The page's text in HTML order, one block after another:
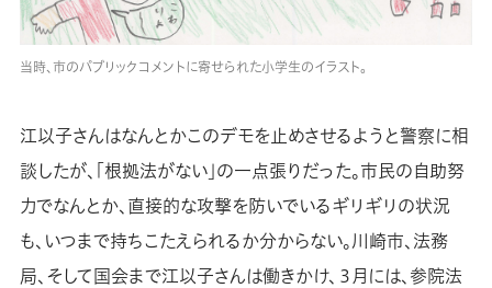
当時、市のパブリックコメントに寄せられた小学生のイラスト。
江以子さんはなんとかこのデモを止めさせるようと警察に相
談したが、「根拠法がない」の一点張りだった。市民の自助努
力でなんとか、直接的な攻撃を防いでいるギリギリの状況
も、いつまで持ちこたえられるか分からない。川崎市、法務
局、そして国会まで江以子さんは働きかけ、３月には、参院法